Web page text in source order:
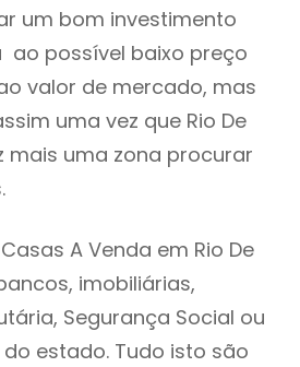
um bom investimento
ao possível baixo preço
valor de mercado, mas
uma vez que Rio De
mais uma zona procurar
A Venda em Rio De
imobiliárias,
Segurança Social ou
estado. Tudo isto são